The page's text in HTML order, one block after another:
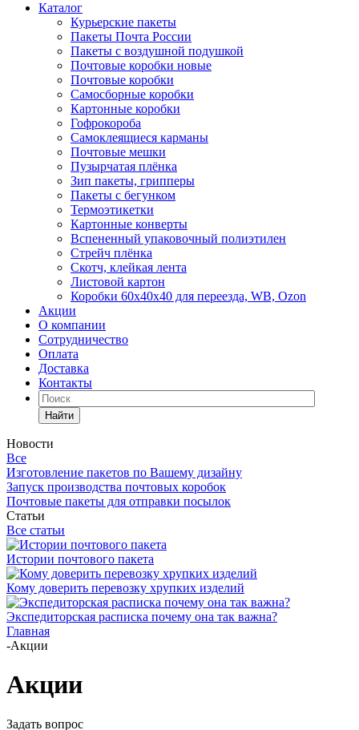
Каталог
Курьерские пакеты
Пакеты Почта России
Пакеты с воздушной подушкой
Почтовые коробки новые
Почтовые коробки
Самосборные коробки
Картонные коробки
Гофрокороба
Самоклеящиеся карманы
Почтовые мешки
Пузырчатая плёнка
Зип пакеты, грипперы
Пакеты с бегунком
Термоэтикетки
Картонные конверты
Вспененный упаковочный полиэтилен
Стрейч плёнка
Скотч, клейкая лента
Листовой картон
Коробки 60х40х40 для переезда, WB, Ozon
Акции
О компании
Сотрудничество
Оплата
Доставка
Контакты
Найти
Новости
Все
Изготовление пакетов по Вашему дизайну
Запуск производства почтовых коробок
Почтовые пакеты для отправки посылок
Статьи
Все статьи
Истории почтового пакета
Кому доверить перевозку хрупких изделий
Экспедиторская расписка почему она так важна?
Главная
-Акции
Акции
Задать вопрос